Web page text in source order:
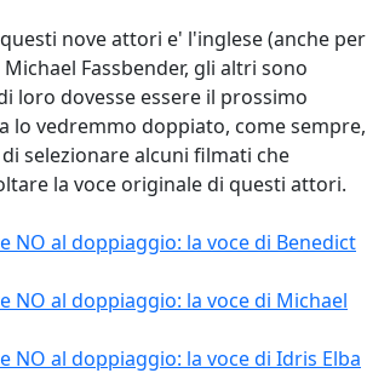
nove attori e' l'inglese (anche per
Fassbender, gli altri sono
loro dovesse essere il prossimo
lo vedremmo doppiato, come sempre,
selezionare alcuni filmati che
la voce originale di questi attori.
NO al doppiaggio: la voce di Benedict
NO al doppiaggio: la voce di Michael
NO al doppiaggio: la voce di Idris Elba